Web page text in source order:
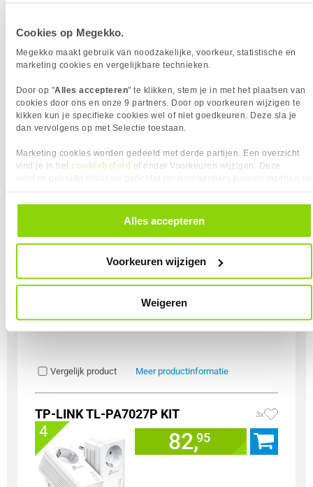
Cookies op Megekko.
Megekko maakt gebruik van noodzakelijke, voorkeur, statistische en
marketing cookies en vergelijkbare technieken.
Door op "Alles accepteren" te klikken, stem je in met het plaatsen van
cookies door ons en onze 9 partners. Door op voorkeuren wijzigen te
kikken kun je specifieke cookies wel of niet goedkeuren. Deze sla je
dan vervolgens op met Selectie toestaan.
Marketing cookies worden gedeeld met derde partijen. Een overzicht
vind je in het cookiebeleid of onder Voorkeuren wijzigen. Deze
alle cookies. Je kunt je gegeven toestemming altijd intrekken, dit doe je
door in de footer van onze website te klikken op ‘Cookievoorkeuren’
Alles accepteren
Voorkeuren wijzigen
Weigeren
TP-Link Powerline Kit TL-PA7017
2 45,95
Uit eigen voorraad leverbaar. Levertijd: 1 werkdag (maandag)
Aantal homeplugs
2
Aantal LAN poorten
1
TP-Link Powerline TL-PA7017P
3 34,95
Uit voorraad leverbaar. Levertijd:3 dagen (woensdag)
Vergelijk product Meer productinformatie
TP-LINK TL-PA7027P KIT 3x
4 82,95